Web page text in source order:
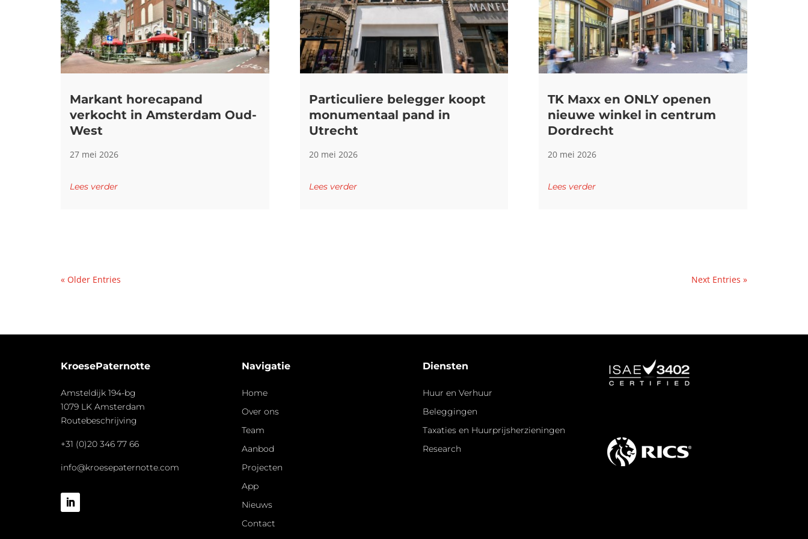
Markant horecapand
verkocht in Amsterdam Oud-
West
27 mei 2026
Lees verder
Particuliere belegger koopt
monumentaal pand in
Utrecht
20 mei 2026
Lees verder
TK Maxx en ONLY openen
nieuwe winkel in centrum
Dordrecht
20 mei 2026
Lees verder
« Older Entries Next Entries »
KroesePaternotte
Amsteldijk 194-bg
1079 LK Amsterdam
Routebeschrijving
+31 (0)20 346 77 66
info@kroesepaternotte.com
Navigatie
Home
Over ons
Team
Aanbod
Projecten
App
Nieuws
Contact
Diensten
Huur en Verhuur
Beleggingen
Taxaties en Huurprijsherzieningen
Research